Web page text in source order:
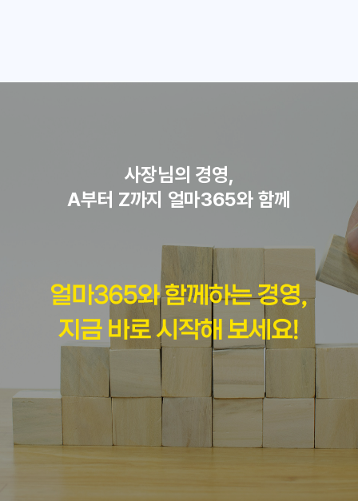
사장님의 경영,
A부터 Z까지 얼마365와 함께